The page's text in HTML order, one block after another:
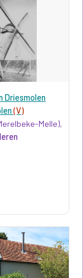
Driesmolen
(V)
Melle),